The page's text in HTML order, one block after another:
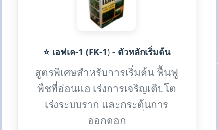
⭐ เอฟเค-1 (FK-1) - ตัวหลักเริ่มต้น
สูตรพิเศษสำหรับการเริ่มต้น ฟื้นฟู
พืชที่อ่อนแอ เร่งการเจริญเติบโต
เร่งระบบราก และกระตุ้นการ
ออกดอก